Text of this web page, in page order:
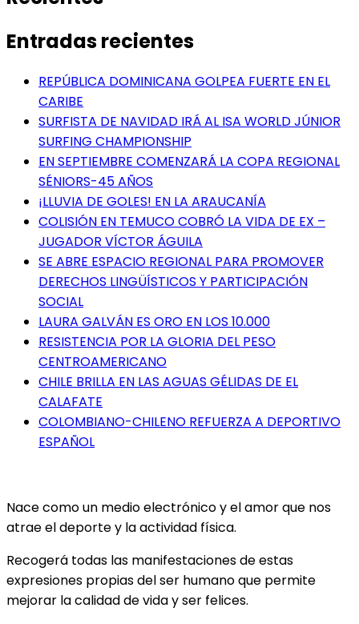
Entradas recientes
REPÚBLICA DOMINICANA GOLPEA FUERTE EN EL
CARIBE
SURFISTA DE NAVIDAD IRÁ AL ISA WORLD JÚNIOR
SURFING CHAMPIONSHIP
EN SEPTIEMBRE COMENZARÁ LA COPA REGIONAL
SÉNIORS-45 AÑOS
¡LLUVIA DE GOLES! EN LA ARAUCANÍA
COLISIÓN EN TEMUCO COBRÓ LA VIDA DE EX –
JUGADOR VÍCTOR ÁGUILA
SE ABRE ESPACIO REGIONAL PARA PROMOVER
DERECHOS LINGÜÍSTICOS Y PARTICIPACIÓN
SOCIAL
LAURA GALVÁN ES ORO EN LOS 10.000
RESISTENCIA POR LA GLORIA DEL PESO
CENTROAMERICANO
CHILE BRILLA EN LAS AGUAS GÉLIDAS DE EL
CALAFATE
COLOMBIANO-CHILENO REFUERZA A DEPORTIVO
ESPAÑOL
Nace como un medio electrónico y el amor que nos
atrae el deporte y la actividad física.
Recogerá todas las manifestaciones de estas
expresiones propias del ser humano que permite
mejorar la calidad de vida y ser felices.